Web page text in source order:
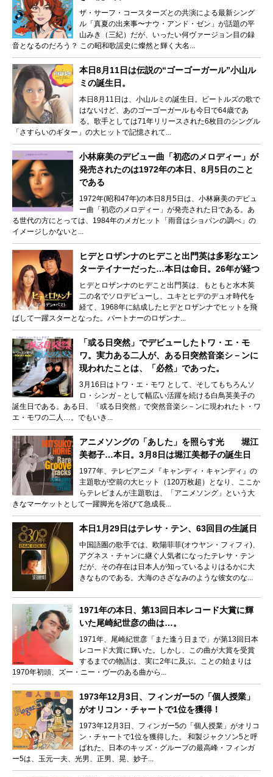
ザ・サーフ・コースターズとの共演による最新シング
ル「真夏の出来事〜ナウ・アンド・ゼン」が話題の平
山みき（三紀）だが、いったい何ヴァージョン目の録
音となるのだろう？ この昭和歌謡史に燦然と輝く大名...
本日8月11日は伝説の“ゴーゴーガール”小山ル
ミの誕生日。
本日8月11日は、小山ルミの誕生日。ビートルズの歌で
はないけど、あのゴーゴーガールも今日で64歳であ
る。歌手としては71年リリースされた6枚目のシングル
「さすらいのギター」の大ヒットで記憶されて...
小林麻美のデビュー曲「初恋のメロディー」が
発売されたのは1972年の本日、8月5日のこと
である
1972年(昭和47年)の本日8月5日は、小林麻美のデビュ
ー曲「初恋のメロディー」が発売された日である。あ
る世代の方にとっては、1984年のメガヒット「雨音はショパンの調べ」の
イメージしかないと...
ヒデとロザンナのヒデこと出門英は多彩なエン
ターテイナーだった…本日は命日。26年が経つ
ヒデとロザンナのヒデこと出門英は、もともと水木英
二の名でソロデビューし、ユキとヒデのデュオ時代を
経て、1968年に結成したヒデとロザンナでヒットを飛
ばして一躍スターとなった。パートナーのロザンナ...
「或る日突然」でデビューしたトワ・エ・モ
ワ。実力ある二人が、ある日突然音楽シ－ンに
現われたことは、「必然」であった。
3月16日はトワ・エ・モワ として、そしてもちろんソ
ロ・シンガ－として幅広い活躍を続ける白鳥英美子の
誕生日である。ある日、「或る日突然」で突然音楽シ－ンに現われたト・ワ
エ・モワの二人…。でもいき...
アニメソングの「あした」を照らす光 堀江
美都子…本日。3月8日は堀江美都子の誕生日
1977年、テレビアニメ『キャンディ・キャンディ』の
主題歌が空前の大ヒット（120万枚超）となり、ここか
らテレビまんが主題歌は、「アニメソング」という大
きなマーケットとして一躍脚光を浴びて急成長...
本日1月29日はテレサ・テン、63回目の生誕日
中国語圏の歌手では、欧陽菲菲(オウヤン・フィフィ)、
アグネス・チャンに継ぐ人気者になったテレサ・テン
だが、その存在は日本人が知っているよりはるかに大
きなものである。大海のさざなみのような彼女のな...
1971年の本日、第13回日本レコード大賞に輝
いた尾崎紀世彦の曲は…。
1971年、尾崎紀世彦「また逢う日まで」が第13回日本
レコード大賞に輝いた。しかし、この曲が大賞を受賞
するまでの物語は、実に2年に及ぶ。ことの始まりは
1970年初頭、ズー・ニー・ヴーのある曲から...
1973年12月3日、フィンガー5の「個人授業」
がオリコン・チャートで1位を獲得！
1973年12月3日、フィンガー5の「個人授業」がオリコ
ン・チャートで1位を獲得した。 和製ジャクソン5と呼
ばれた、日本のキッズ・グループの最高峰・フィンガ
ー5は、玉元一夫、光男、正男、晃、妙子...